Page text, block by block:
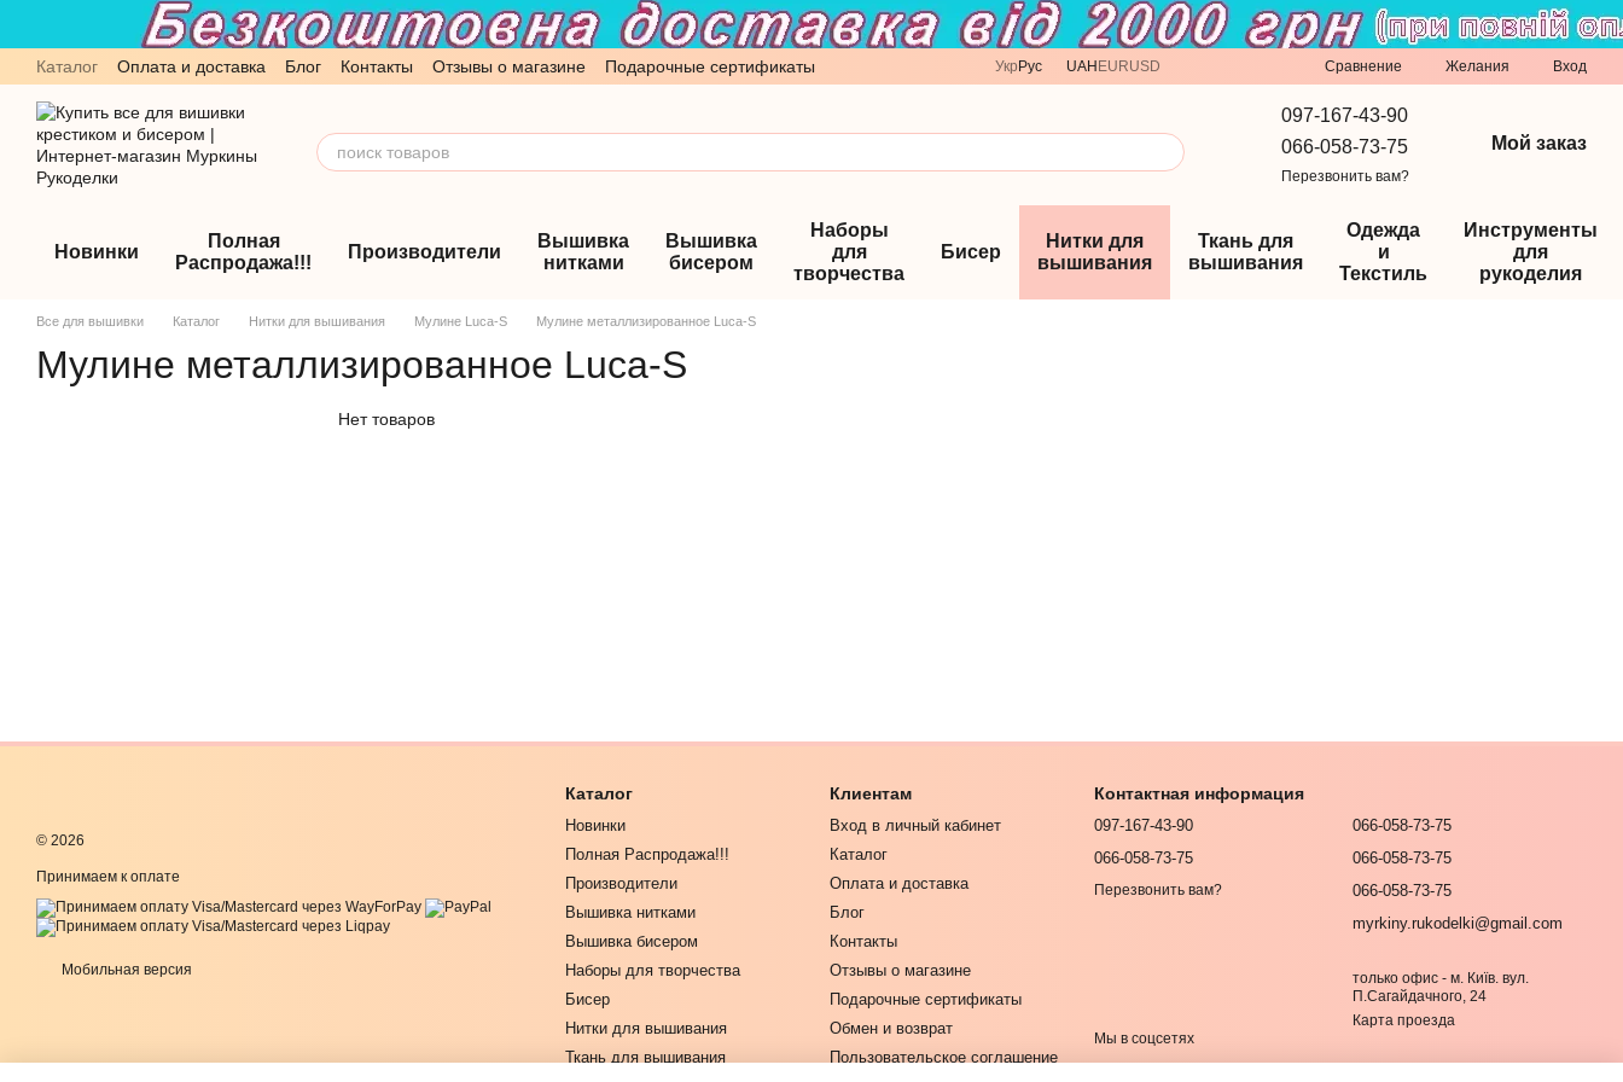
Перейти к основному контенту
Каталог Оплата и доставка Блог Контакты Отзывы о магазине
Подарочные сертификаты
Обмен и возврат
Пользовательское соглашение
Укр Рус UAH EURUSD Сравнение Желания Вход
097-167-43-90
066-058-73-75
Перезвонить вам?
Мой заказ
Новинки
Полная
Распродажа!!!
Производители
Вышивка
нитками
Вышивка
бисером
Наборы
для
творчества
Бисер
Нитки для
вышивания
Ткань для
вышивания
Одежда
и
Текстиль
Инструменты
для
рукоделия
Все для вышивки Каталог Нитки для вышивания Мулине Luca-S Мулине металлизированное Luca-S
Мулине металлизированное Luca-S
Нет товаров
© 2026
Принимаем к оплате
Мобильная версия
Каталог
Новинки
Полная Распродажа!!!
Производители
Вышивка нитками
Вышивка бисером
Наборы для творчества
Бисер
Нитки для вышивания
Ткань для вышивания
Клиентам
Вход в личный кабинет
Каталог
Оплата и доставка
Блог
Контакты
Отзывы о магазине
Подарочные сертификаты
Обмен и возврат
Пользовательское соглашение
Контактная информация
097-167-43-90
066-058-73-75
Перезвонить вам?
066-058-73-75
066-058-73-75
066-058-73-75
myrkiny.rukodelki@gmail.com
только офис - м. Київ. вул.
П.Сагайдачного, 24
Карта проезда
Мы в соцсетях